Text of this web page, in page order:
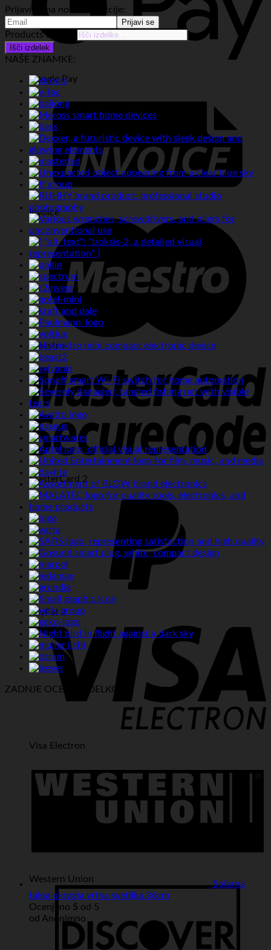
Google Pay
Invoice
Maestro
MasterCard 2
PayPal 2
Visa Electron
Western Union
Prijavi se na novice in akcije:
Products search
Išči izdelek
NAŠE ZNAMKE:
ZADNJE OCENE IZDELKOV:
Solarna
talna okrogla vrtna svetilka 36cm
Ocenjeno 5 od 5
od Anonimno